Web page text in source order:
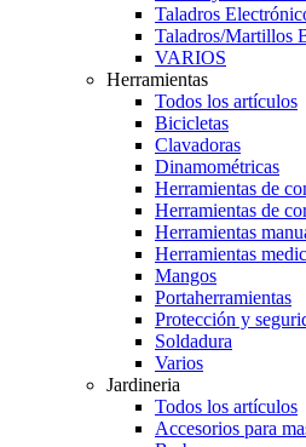
Taladros
Taladros/Martillos
VARIOS
Herramientas
Todos los artículos
Bicicletas
Clavadoras
Dinamométricas
Herramientas de
Herramientas de
Herramientas
Herramientas
Mangos
Portaherramientas
Protección y
Soldadura
Varios
Jardineria
Todos los artículos
Accesorios para